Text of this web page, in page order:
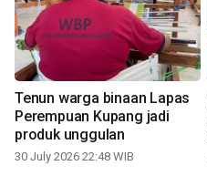
Tenun warga binaan Lapas
Perempuan Kupang jadi
produk unggulan
30 July 2026 22:48 WIB